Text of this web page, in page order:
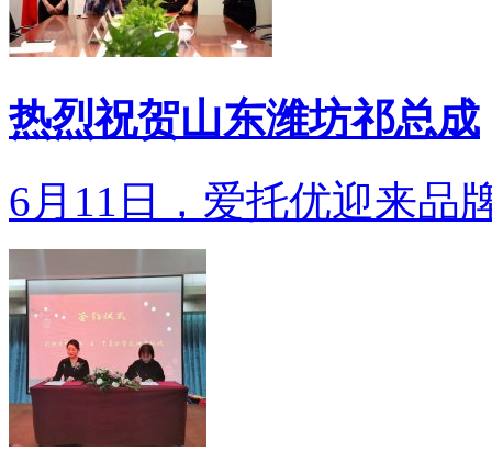
热烈祝贺山东潍坊祁总成
6月11日，爱托优迎来品